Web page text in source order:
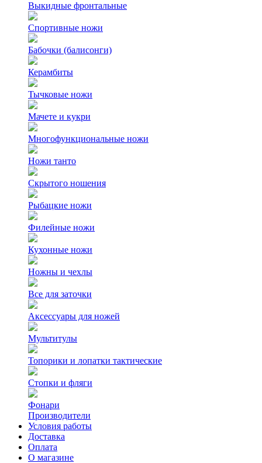
Выкидные фронтальные
Спортивные ножи
Бабочки (балисонги)
Керамбиты
Тычковые ножи
Мачете и кукри
Многофункциональные ножи
Ножи танто
Скрытого ношения
Рыбацкие ножи
Филейные ножи
Кухонные ножи
Ножны и чехлы
Все для заточки
Аксессуары для ножей
Мультитулы
Топорики и лопатки тактические
Стопки и фляги
Фонари
Производители
Условия работы
Доставка
Оплата
О магазине